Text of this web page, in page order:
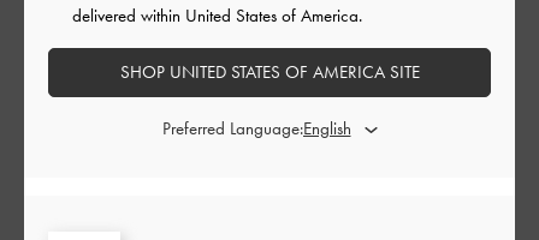
デザイン
とてもよかった
delivered within United States of America.
SHOP UNITED STATES OF AMERICA SITE
Preferred Language: